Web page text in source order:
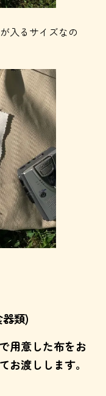
入るサイズなの
類)
用意した布をお
お渡しします。